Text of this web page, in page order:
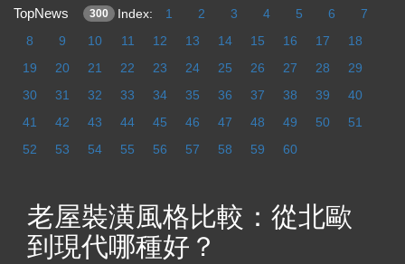
TopNews 300 Index: 1 2 3 4 5 6
7
8
9 10 11 12 13 14 15 16 17
18
19
20 21 22 23 24 25 26 27 28
29
30
31 32 33 34 35 36 37 38 39
40
41
42 43 44 45 46 47 48 49 50
51
52
53 54 55 56 57 58 59 60
老屋裝潢風格比較：從北歐
到現代哪種好？